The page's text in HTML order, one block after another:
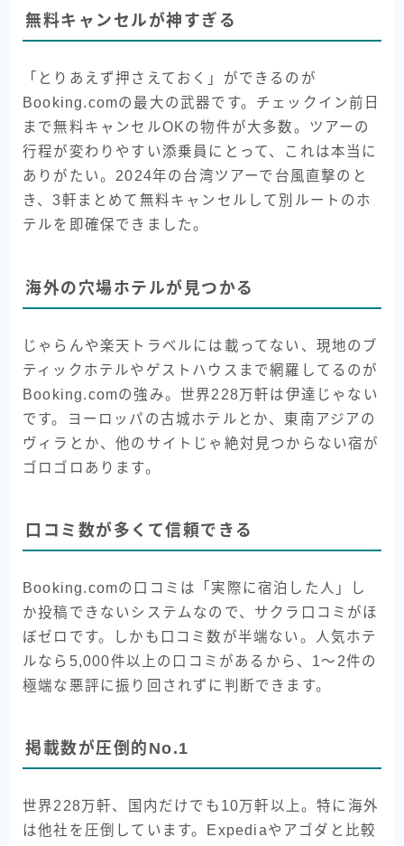
無料キャンセルが神すぎる
「とりあえず押さえておく」ができるのが
Booking.comの最大の武器です。チェックイン前日
まで無料キャンセルOKの物件が大多数。ツアーの
行程が変わりやすい添乗員にとって、これは本当に
ありがたい。2024年の台湾ツアーで台風直撃のと
き、3軒まとめて無料キャンセルして別ルートのホ
テルを即確保できました。
海外の穴場ホテルが見つかる
じゃらんや楽天トラベルには載ってない、現地のブ
ティックホテルやゲストハウスまで網羅してるのが
Booking.comの強み。世界228万軒は伊達じゃない
です。ヨーロッパの古城ホテルとか、東南アジアの
ヴィラとか、他のサイトじゃ絶対見つからない宿が
ゴロゴロあります。
口コミ数が多くて信頼できる
Booking.comの口コミは「実際に宿泊した人」し
か投稿できないシステムなので、サクラ口コミがほ
ぼゼロです。しかも口コミ数が半端ない。人気ホテ
ルなら5,000件以上の口コミがあるから、1〜2件の
極端な悪評に振り回されずに判断できます。
掲載数が圧倒的No.1
世界228万軒、国内だけでも10万軒以上。特に海外
は他社を圧倒しています。Expediaやアゴダと比較